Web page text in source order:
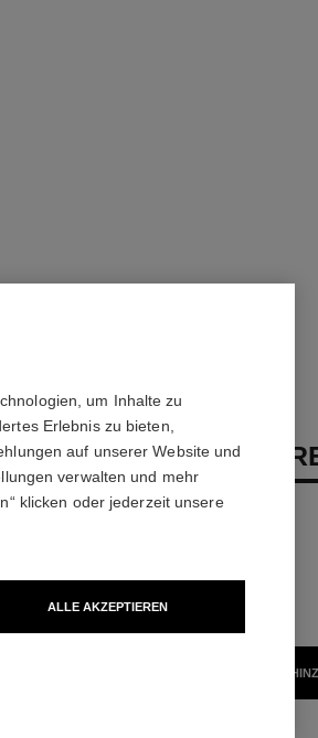
PINCEAU
Puder-pinsel
57 €
ZUM WARENKORB
um Inhalte zu
Erlebnis zu bieten,
auf unserer Website und
verwalten und mehr
klicken oder jederzeit unsere
ALLE AKZEPTIEREN